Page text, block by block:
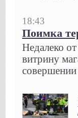
18:43
Поимка
Недалеко
витрину
совершении